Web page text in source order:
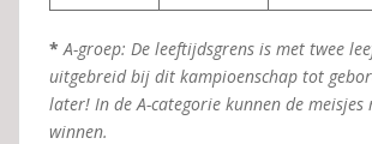
* A-groep: De leeftijdsgrens is met twee
uitgebreid bij dit kampioenschap tot
later! In de A-categorie kunnen de
winnen.